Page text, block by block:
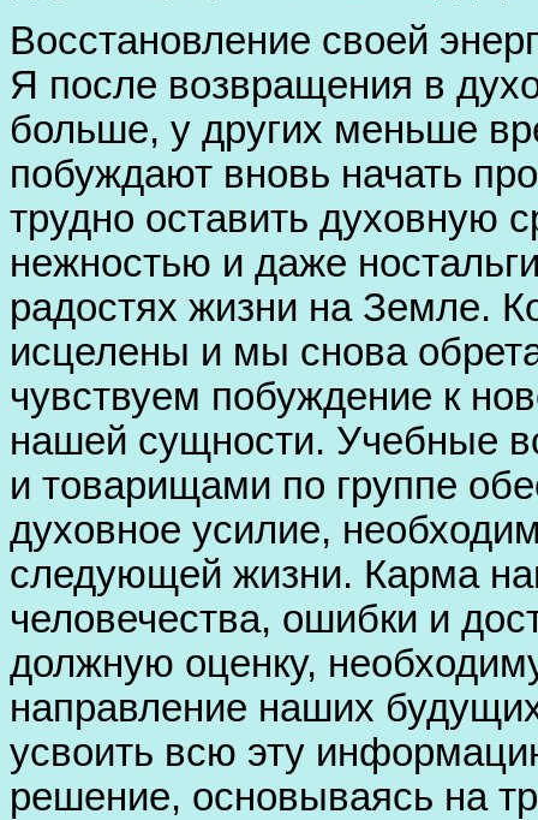
Восстановление своей
Я после возвращения в
больше, у других меньше
побуждают вновь начать
трудно оставить духовную
нежностью и даже
радостях жизни на Земле.
исцелены и мы снова
чувствуем побуждение к
нашей сущности. Учебные
и товарищами по группе
духовное усилие,
следующей жизни. Карма
человечества, ошибки и
должную оценку,
направление наших
усвоить всю эту
решение, основываясь на